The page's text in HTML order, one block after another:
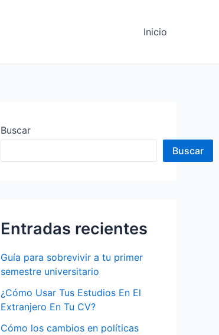
Inicio
Buscar
Buscar
Entradas recientes
Guía para sobrevivir a tu primer
semestre universitario
¿Cómo Usar Tus Estudios En El
Extranjero En Tu CV?
Cómo los cambios en políticas